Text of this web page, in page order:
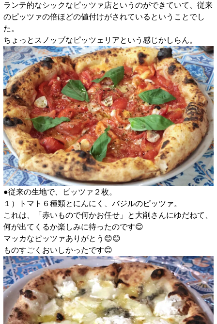
ランテ的なシックなピッツァ店というのができていて、従来
のピッツァの倍ほどの値付けがされているということでし
た。
ちょっとスノッブなピッツェリアという感じかしらん。
●従来の生地で、ピッツァ２枚。
１）トマト６種類とにんにく、バジルのピッツァ。
これは、「赤いもので何かお任せ」と大削さんにゆだねて、
何が出てくるか楽しみに待ったのです😊
マッカなピッツァありがとう😊😊
ものすごくおいしかったです😊